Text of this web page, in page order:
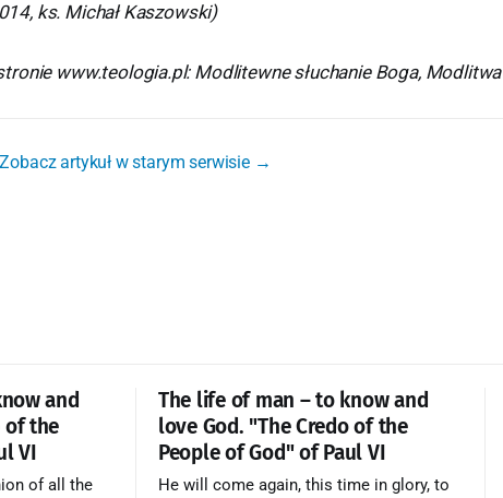
ks. Michał Kaszowski)
www.teologia.pl: Modlitewne słuchanie Boga, Modlitwa
Zobacz artykuł w starym serwisie →
and
of the
VI
of all the
The life of man – to know and
love God. "The Credo of the
People of God" of Paul VI
He will come again, this time in glory, to